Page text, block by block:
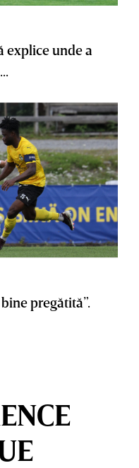
explice unde a
pregătită”.